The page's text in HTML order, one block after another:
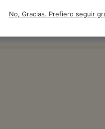
No, Gracias. Prefiero seguir